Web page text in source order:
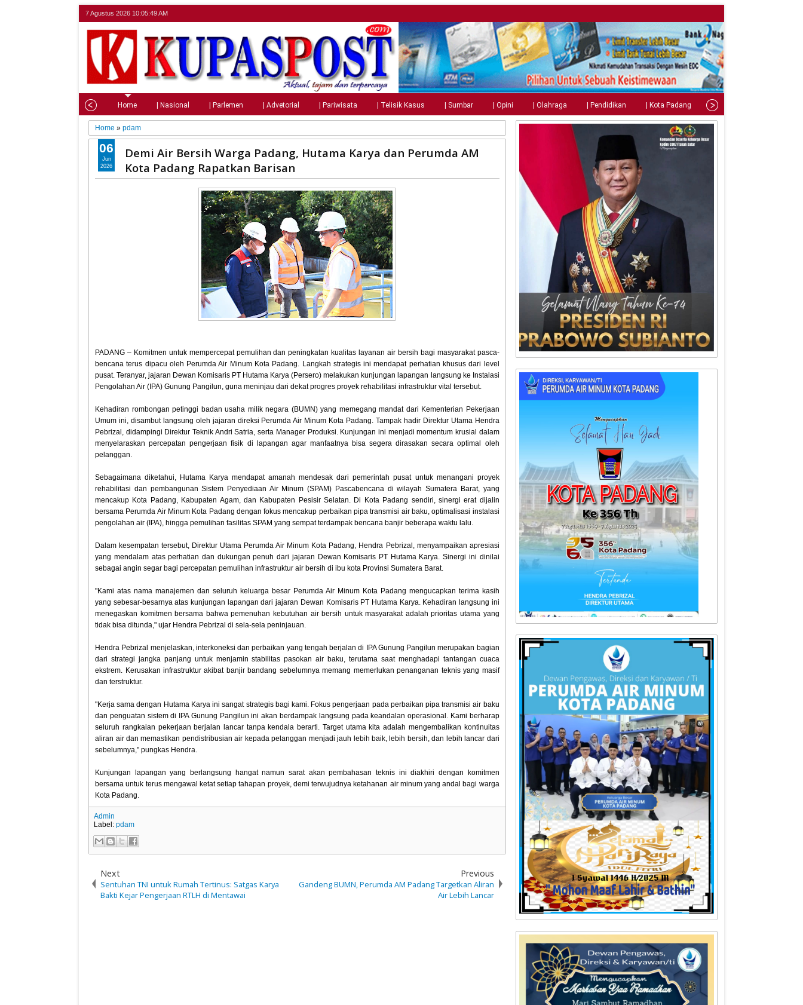
7 Agustus 2026 10:05:50 AM
Home | Nasional | Parlemen | Advetorial | Pariwisata | Telisik Kasus | Sumbar | Opini | Olahraga | Pendidikan | Kota Padang | Tips
Home »pdam
Demi Air Bersih Warga Padang, Hutama Karya dan Perumda AM
Kota Padang Rapatkan Barisan
PADANG – Komitmen untuk mempercepat pemulihan dan peningkatan kualitas layanan air bersih bagi masyarakat pasca-
bencana terus dipacu oleh Perumda Air Minum Kota Padang. Langkah strategis ini mendapat perhatian khusus dari level
pusat. Teranyar, jajaran Dewan Komisaris PT Hutama Karya (Persero) melakukan kunjungan lapangan langsung ke Instalasi
Pengolahan Air (IPA) Gunung Pangilun, guna meninjau dari dekat progres proyek rehabilitasi infrastruktur vital tersebut.
‎Kehadiran rombongan petinggi badan usaha milik negara (BUMN) yang memegang mandat dari Kementerian Pekerjaan
Umum ini, disambut langsung oleh jajaran direksi Perumda Air Minum Kota Padang. Tampak hadir Direktur Utama Hendra
Pebrizal, didampingi Direktur Teknik Andri Satria, serta Manager Produksi. Kunjungan ini menjadi momentum krusial dalam
menyelaraskan percepatan pengerjaan fisik di lapangan agar manfaatnya bisa segera dirasakan secara optimal oleh
pelanggan.
‎Sebagaimana diketahui, Hutama Karya mendapat amanah mendesak dari pemerintah pusat untuk menangani proyek
rehabilitasi dan pembangunan Sistem Penyediaan Air Minum (SPAM) Pascabencana di wilayah Sumatera Barat, yang
mencakup Kota Padang, Kabupaten Agam, dan Kabupaten Pesisir Selatan. Di Kota Padang sendiri, sinergi erat dijalin
bersama Perumda Air Minum Kota Padang dengan fokus mencakup perbaikan pipa transmisi air baku, optimalisasi instalasi
pengolahan air (IPA), hingga pemulihan fasilitas SPAM yang sempat terdampak bencana banjir beberapa waktu lalu.
‎Dalam kesempatan tersebut, Direktur Utama Perumda Air Minum Kota Padang, Hendra Pebrizal, menyampaikan apresiasi
yang mendalam atas perhatian dan dukungan penuh dari jajaran Dewan Komisaris PT Hutama Karya. Sinergi ini dinilai
sebagai angin segar bagi percepatan pemulihan infrastruktur air bersih di ibu kota Provinsi Sumatera Barat.
‎"Kami atas nama manajemen dan seluruh keluarga besar Perumda Air Minum Kota Padang mengucapkan terima kasih
yang sebesar-besarnya atas kunjungan lapangan dari jajaran Dewan Komisaris PT Hutama Karya. Kehadiran langsung ini
menegaskan komitmen bersama bahwa pemenuhan kebutuhan air bersih untuk masyarakat adalah prioritas utama yang
tidak bisa ditunda," ujar Hendra Pebrizal di sela-sela peninjauan.
‎Hendra Pebrizal menjelaskan, interkoneksi dan perbaikan yang tengah berjalan di IPA Gunung Pangilun merupakan bagian
dari strategi jangka panjang untuk menjamin stabilitas pasokan air baku, terutama saat menghadapi tantangan cuaca
ekstrem. Kerusakan infrastruktur akibat banjir bandang sebelumnya memang memerlukan penanganan teknis yang masif
dan terstruktur.
‎"Kerja sama dengan Hutama Karya ini sangat strategis bagi kami. Fokus pengerjaan pada perbaikan pipa transmisi air baku
dan penguatan sistem di IPA Gunung Pangilun ini akan berdampak langsung pada keandalan operasional. Kami berharap
seluruh rangkaian pekerjaan berjalan lancar tanpa kendala berarti. Target utama kita adalah mengembalikan kontinuitas
aliran air dan memastikan pendistribusian air kepada pelanggan menjadi jauh lebih baik, lebih bersih, dan lebih lancar dari
sebelumnya," pungkas Hendra.
‎Kunjungan lapangan yang berlangsung hangat namun sarat akan pembahasan teknis ini diakhiri dengan komitmen
bersama untuk terus mengawal ketat setiap tahapan proyek, demi terwujudnya ketahanan air minum yang andal bagi warga
Kota Padang.
06
Jun
2026
Admin
Label:pdam
Next
Sentuhan TNI untuk Rumah Tertinus: Satgas Karya
Bakti Kejar Pengerjaan RTLH di Mentawai
Previous
Gandeng BUMN, Perumda AM Padang Targetkan Aliran
Air Lebih Lancar